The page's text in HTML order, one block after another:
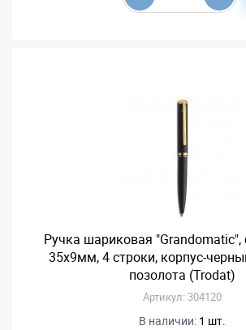
Ручка шариковая
35х9мм, 4 строки, корпус-
позолота (Trodat)
Артикул: 304120
В наличии: 1 шт.